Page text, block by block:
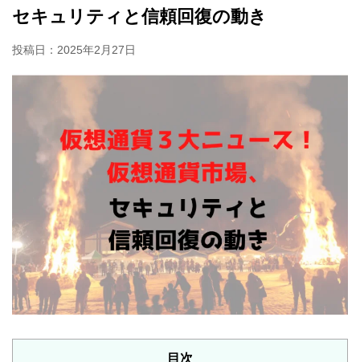
セキュリティと信頼回復の動き
投稿日： 2025年2月27日
目次